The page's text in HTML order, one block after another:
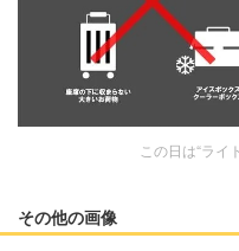
この日は“ライ
その他の画像